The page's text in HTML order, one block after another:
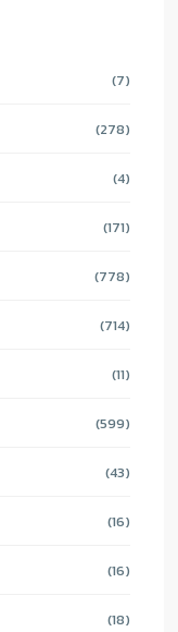
(7)
(278)
(4)
(171)
(778)
(714)
(11)
(599)
(43)
(16)
(16)
(18)